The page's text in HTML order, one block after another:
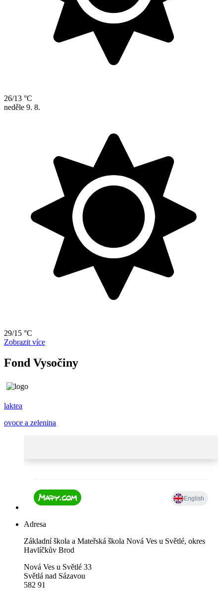
26/13 °C
neděle 9. 8.
29/15 °C
Zobrazit více
Fond Vysočiny
laktea
ovoce a zelenina
Adresa
Základní škola a Mateřská škola Nová Ves u Světlé, okres
Havlíčkův Brod
Nová Ves u Světlé 33
Světlá nad Sázavou
582 91